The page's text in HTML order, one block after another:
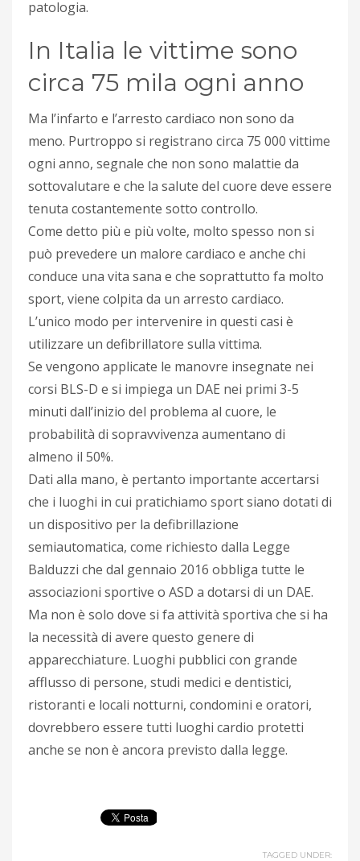
patologia.
In Italia le vittime sono
circa 75 mila ogni anno
Ma l’infarto e l’arresto cardiaco non sono da
meno. Purtroppo si registrano circa 75 000 vittime
ogni anno, segnale che non sono malattie da
sottovalutare e che la salute del cuore deve essere
tenuta costantemente sotto controllo.
Come detto più e più volte, molto spesso non si
può prevedere un malore cardiaco e anche chi
conduce una vita sana e che soprattutto fa molto
sport, viene colpita da un arresto cardiaco.
L’unico modo per intervenire in questi casi è
utilizzare un defibrillatore sulla vittima.
Se vengono applicate le manovre insegnate nei
corsi BLS-D e si impiega un DAE nei primi 3-5
minuti dall’inizio del problema al cuore, le
probabilità di sopravvivenza aumentano di
almeno il 50%.
Dati alla mano, è pertanto importante accertarsi
che i luoghi in cui pratichiamo sport siano dotati di
un dispositivo per la defibrillazione
semiautomatica, come richiesto dalla Legge
Balduzzi che dal gennaio 2016 obbliga tutte le
associazioni sportive o ASD a dotarsi di un DAE.
Ma non è solo dove si fa attività sportiva che si ha
la necessità di avere questo genere di
apparecchiature. Luoghi pubblici con grande
afflusso di persone, studi medici e dentistici,
ristoranti e locali notturni, condomini e oratori,
dovrebbero essere tutti luoghi cardio protetti
anche se non è ancora previsto dalla legge.
TAGGED UNDER: